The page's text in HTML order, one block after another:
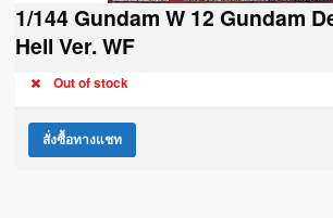
1/144 Gundam W 12 Gundam
Hell Ver. WF
Out of stock
สั่งซื้อทางแชท